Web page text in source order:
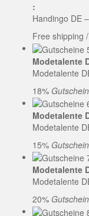
:
Handingo DE
Free shipping
Modetalente
Modetalente
18% Gutschein
Modetalente
Modetalente
15% Gutschein
Modetalente
Modetalente
20% Gutschein